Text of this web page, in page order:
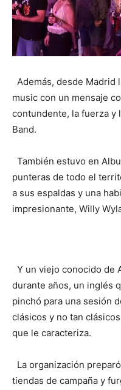
Además, desde Madrid
music con un mensaje
contundente, la fuerza y
Band.
También estuvo en
punteras de todo el
a sus espaldas y una
impresionante, Willy
Y un viejo conocido de
durante años, un inglés
pinchó para una sesión
clásicos y no tan
que le caracteriza.
La organización
tiendas de campaña y